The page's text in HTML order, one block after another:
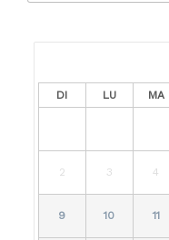
DI LU MA
2 3 4
9 10 11